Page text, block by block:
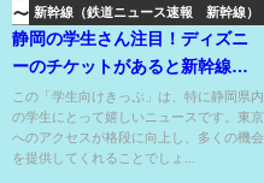
新幹線（鉄道ニュース速報 新幹線）
静岡の学生さん注目！ディズニ
ーのチケットがあると新幹線が
往復半額！
この「学生向けきっぷ」は、特に静岡県内
の学生にとって嬉しいニュースです。東京
へのアクセスが格段に向上し、多くの機会
を提供してくれることでしょ...